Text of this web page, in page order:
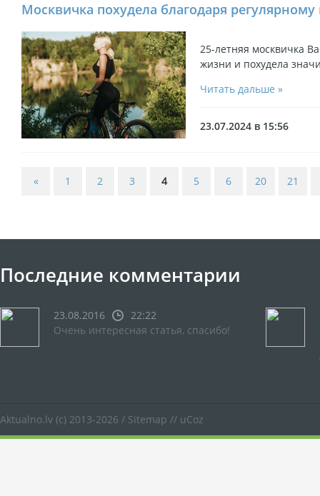
Москвичка похудела благодаря
25-летняя москвичка
жизни и похудела
Читать дальше »
23.07.2024 в 15:56
« 1 2 3 4 5 6 20 21
Последние комментарии
23.08.2016
22:22
Очень интересная статья, спасибо!
Aktualno.lv (c) 2013-2026 / Sitemap // uCoz